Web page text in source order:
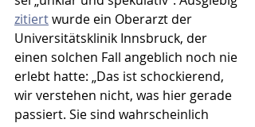
zitiert wurde ein Oberarzt der
Universitätsklinik Innsbruck, der
einen solchen Fall angeblich noch nie
erlebt hatte: „Das ist schockierend,
wir verstehen nicht, was hier gerade
passiert. Sie sind wahrscheinlich